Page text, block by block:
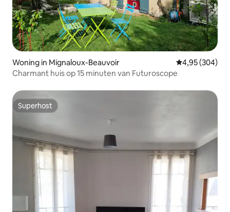
Woning in Mignaloux-Beauvoir Gemiddelde
4,95 (304)
Charmant huis op 15 minuten van Futuroscope
Superhost
Superhost